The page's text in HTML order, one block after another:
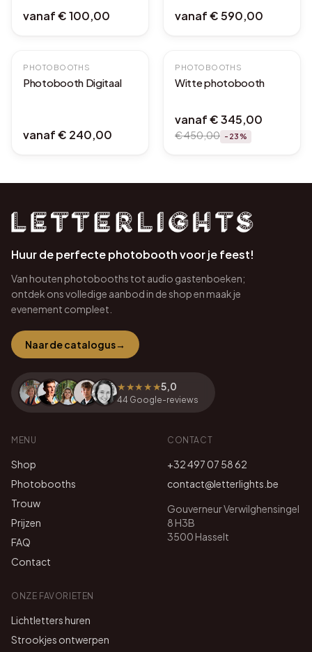
vanaf€ 100,00 vanaf€ 590,00
AFHAALDEAL
PHOTOBOOTHS
Photobooth Digitaal
vanaf€ 240,00
PHOTOBOOTHS
Witte photobooth
vanaf€ 345,00
€ 450,00 - 23 %
Huur de perfecte photobooth voor je feest!
Van houten photobooths tot audio gastenboeken;
ontdek ons volledige aanbod in de shop en maak je
evenement compleet.
Naar de catalogus→
★★★★★5,0
44 Google-reviews
MENU
Shop
Photobooths
Trouw
Prijzen
FAQ
Contact
CONTACT
+32 497 07 58 62
contact@letterlights.be
Gouverneur Verwilghensingel
8 H3B
3500 Hasselt
ONZE FAVORIETEN
Lichtletters huren
Strookjes ontwerpen